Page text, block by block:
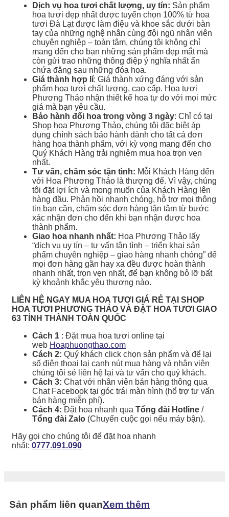
Dịch vụ hoa tươi chất lượng, uy tín: Sản phẩm
hoa tươi đẹp nhất được tuyển chọn 100% từ hoa
tươi Đà Lạt được làm điệu và khoe sắc dưới bàn
tay của những nghệ nhân cùng đội ngũ nhân viên
chuyên nghiệp – toàn tâm, chúng tôi không chỉ
mang đến cho bạn những sản phẩm đẹp mắt mà
còn gửi trao những thông điệp ý nghĩa nhất ẩn
chứa đằng sau những đóa hoa.
Giá thành hợp lí: Giá thành xứng đáng với sản
phẩm hoa tươi chất lượng, cao cấp. Hoa tươi
Phương Thảo nhận thiết kế hoa tự do với mọi mức
giá mà bạn yêu cầu.
Bảo hành đổi hoa trong vòng 3 ngày: Chỉ có tại
Shop hoa Phương Thảo, chúng tôi đặc biệt áp
dụng chính sách bảo hành dành cho tất cả đơn
hàng hoa thành phẩm, với kỳ vọng mang đến cho
Quý Khách Hàng trải nghiệm mua hoa trọn vẹn
nhất.
Tư vấn, chăm sóc tận tình: Mỗi Khách Hàng đến
với Hoa Phương Thảo là thượng đế. Vì vậy, chúng
tôi đặt lợi ích và mong muốn của Khách Hàng lên
hàng đầu. Phản hồi nhanh chóng, hỗ trợ mọi thông
tin bạn cần, chăm sóc đơn hàng tận tâm từ bước
xác nhận đơn cho đến khi bạn nhận được hoa
thành phẩm.
Giao hoa nhanh nhất: Hoa Phương Thảo lấy
“dịch vụ uy tín – tư vấn tận tình – triển khai sản
phẩm chuyên nghiệp – giao hàng nhanh chóng” để
mọi đơn hàng gần hay xa đều được hoàn thành
nhanh nhất, trọn vẹn nhất, để bạn không bỏ lỡ bất
kỳ khoảnh khắc yêu thương nào.
LIÊN HỆ NGAY MUA HOA TƯƠI GIÁ RẺ TẠI SHOP
HOA TƯƠI PHƯƠNG THẢO VÀ ĐẶT HOA TƯƠI GIAO
63 TỈNH THÀNH TOÀN QUỐC
Cách 1 : Đặt mua hoa tươi online tại
web Hoaphuongthao.com
Cách 2: Quý khách click chọn sản phẩm và để lại
số điện thoại lại cạnh nút mua hàng và nhân viên
chúng tôi sẻ liên hệ lại và tư vấn cho quý khách.
Cách 3: Chat với nhân viên bán hàng thông qua
Chat Facebook tại góc trái màn hình (hổ trợ tư vấn
bán hàng miễn phí).
Cách 4: Đặt hoa nhanh qua Tổng đài Hotline /
Tổng đài Zalo (Chuyển cuộc gọi nếu máy bận).
Hãy gọi cho chúng tôi để đặt hoa nhanh
nhất: 0777.091.090
Sản phẩm liên quanXem thêm